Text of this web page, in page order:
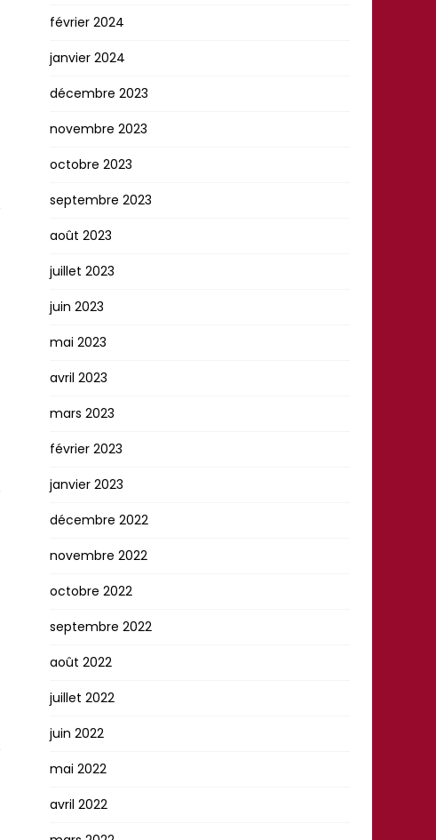
février 2024
janvier 2024
décembre 2023
novembre 2023
octobre 2023
septembre 2023
août 2023
juillet 2023
juin 2023
mai 2023
avril 2023
mars 2023
février 2023
janvier 2023
décembre 2022
novembre 2022
octobre 2022
septembre 2022
août 2022
juillet 2022
juin 2022
mai 2022
avril 2022